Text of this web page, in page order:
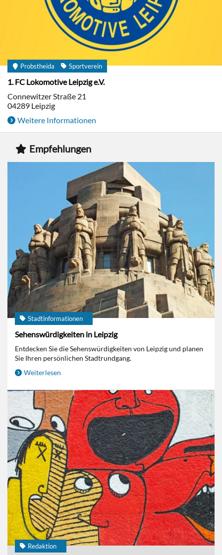
Probstheida Sportverein
1. FC Lokomotive Leipzig e.V.
Connewitzer Straße 21
04289 Leipzig
Weitere Informationen
Empfehlungen
Stadtinformationen
Sehenswürdigkeiten in Leipzig
Entdecken Sie die Sehenswürdigkeiten von Leipzig und planen
Sie Ihren persönlichen Stadtrundgang.
Weiterlesen
Redaktion